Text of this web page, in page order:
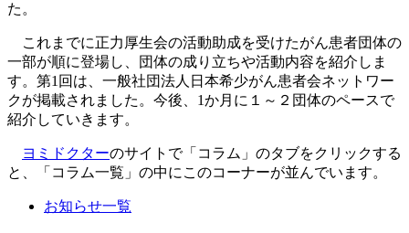
た。
これまでに正力厚生会の活動助成を受けたがん患者団体の
一部が順に登場し、団体の成り立ちや活動内容を紹介しま
す。第1回は、一般社団法人日本希少がん患者会ネットワー
クが掲載されました。今後、1か月に１～２団体のペースで
紹介していきます。
ヨミドクターのサイトで「コラム」のタブをクリックする
と、「コラム一覧」の中にこのコーナーが並んでいます。
お知らせ一覧